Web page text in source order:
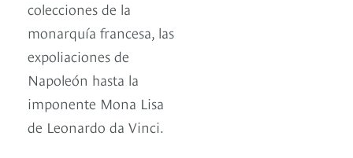
colecciones de la
monarquía francesa, las
expoliaciones de
Napoleón hasta la
imponente Mona Lisa
de Leonardo da Vinci.